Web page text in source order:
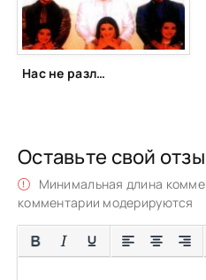
Нас не разлучить (1999)
Оставьте свой
Минимальная длина
комментарии модерируются